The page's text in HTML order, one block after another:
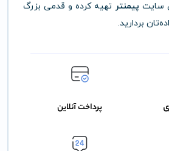
پیمنتر تهیه کرده و قدمی بزرگ
بردارید.